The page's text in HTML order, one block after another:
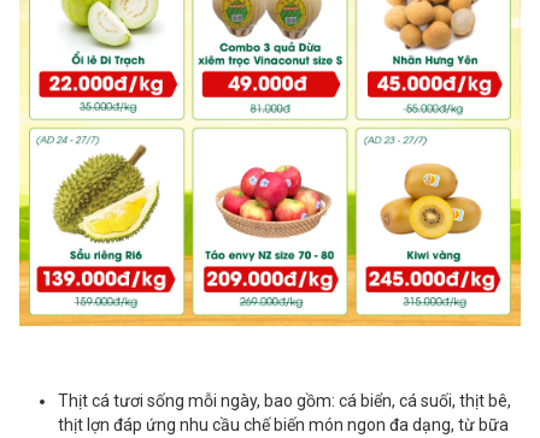
Thịt cá tươi sống mỗi ngày, bao gồm: cá biển, cá suối, thịt bê,
thịt lợn đáp ứng nhu cầu chế biến món ngon đa dạng, từ bữa